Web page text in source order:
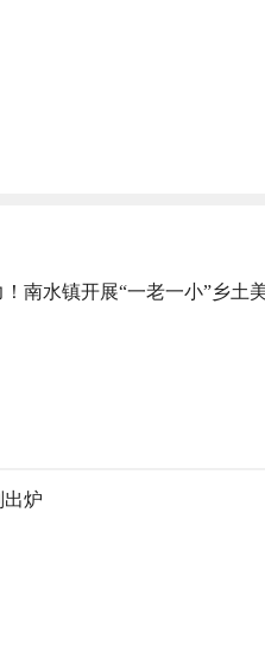
南水镇开展“一老一小”乡土
出炉